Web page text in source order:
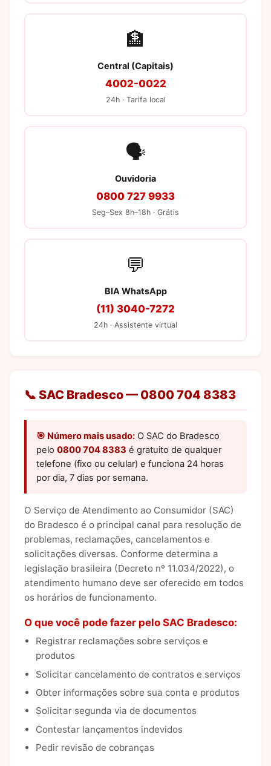
🏦
Central (Capitais)
4002-0022
24h · Tarifa local
🗣️
Ouvidoria
0800 727 9933
Seg–Sex 8h–18h · Grátis
💬
BIA WhatsApp
(11) 3040-7272
24h · Assistente virtual
📞 SAC Bradesco — 0800 704 8383
🎯 Número mais usado: O SAC do Bradesco
pelo 0800 704 8383 é gratuito de qualquer
telefone (fixo ou celular) e funciona 24 horas
por dia, 7 dias por semana.
O Serviço de Atendimento ao Consumidor (SAC)
do Bradesco é o principal canal para resolução de
problemas, reclamações, cancelamentos e
solicitações diversas. Conforme determina a
legislação brasileira (Decreto nº 11.034/2022), o
atendimento humano deve ser oferecido em todos
os horários de funcionamento.
O que você pode fazer pelo SAC Bradesco:
Registrar reclamações sobre serviços e
produtos
Solicitar cancelamento de contratos e serviços
Obter informações sobre sua conta e produtos
Solicitar segunda via de documentos
Contestar lançamentos indevidos
Pedir revisão de cobranças